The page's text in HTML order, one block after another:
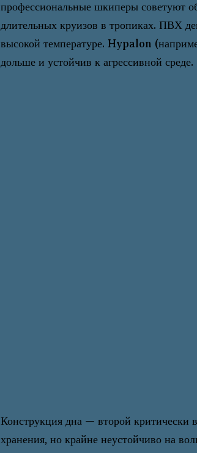
профессиональные шкиперы советуют
длительных круизов в тропиках. ПВХ
высокой температуре. Hypalon
дольше и устойчив к агрессивной среде.
Конструкция дна — второй
хранения, но крайне неустойчиво на